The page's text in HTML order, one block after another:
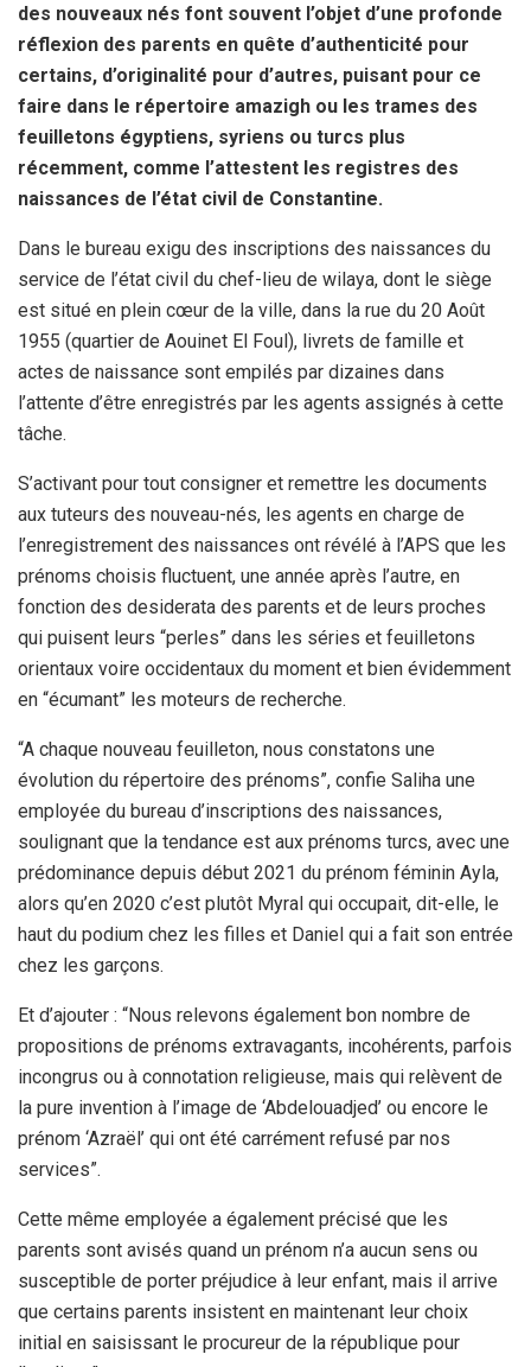
des nouveaux nés font souvent l’objet d’une profonde
réflexion des parents en quête d’authenticité pour
certains, d’originalité pour d’autres, puisant pour ce
faire dans le répertoire amazigh ou les trames des
feuilletons égyptiens, syriens ou turcs plus
récemment, comme l’attestent les registres des
naissances de l’état civil de Constantine.
Dans le bureau exigu des inscriptions des naissances du
service de l’état civil du chef-lieu de wilaya, dont le siège
est situé en plein cœur de la ville, dans la rue du 20 Août
1955 (quartier de Aouinet El Foul), livrets de famille et
actes de naissance sont empilés par dizaines dans
l’attente d’être enregistrés par les agents assignés à cette
tâche.
S’activant pour tout consigner et remettre les documents
aux tuteurs des nouveau-nés, les agents en charge de
l’enregistrement des naissances ont révélé à l’APS que les
prénoms choisis fluctuent, une année après l’autre, en
fonction des desiderata des parents et de leurs proches
qui puisent leurs “perles” dans les séries et feuilletons
orientaux voire occidentaux du moment et bien évidemment
en “écumant” les moteurs de recherche.
“A chaque nouveau feuilleton, nous constatons une
évolution du répertoire des prénoms”, confie Saliha une
employée du bureau d’inscriptions des naissances,
soulignant que la tendance est aux prénoms turcs, avec une
prédominance depuis début 2021 du prénom féminin Ayla,
alors qu’en 2020 c’est plutôt Myral qui occupait, dit-elle, le
haut du podium chez les filles et Daniel qui a fait son entrée
chez les garçons.
Et d’ajouter : “Nous relevons également bon nombre de
propositions de prénoms extravagants, incohérents, parfois
incongrus ou à connotation religieuse, mais qui relèvent de
la pure invention à l’image de ‘Abdelouadjed’ ou encore le
prénom ‘Azraël’ qui ont été carrément refusé par nos
services”.
Cette même employée a également précisé que les
parents sont avisés quand un prénom n’a aucun sens ou
susceptible de porter préjudice à leur enfant, mais il arrive
que certains parents insistent en maintenant leur choix
initial en saisissant le procureur de la république pour